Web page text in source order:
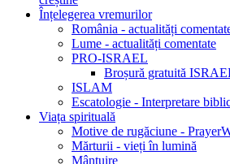
Înțelegerea vremurilor
România - actualități
Lume - actualități comentate
PRO-ISRAEL
Broșură gratuită
ISLAM
Escatologie - Interpretare
Viața spirituală
Motive de rugăciune -
Mărturii - vieți în lumină
Mântuire